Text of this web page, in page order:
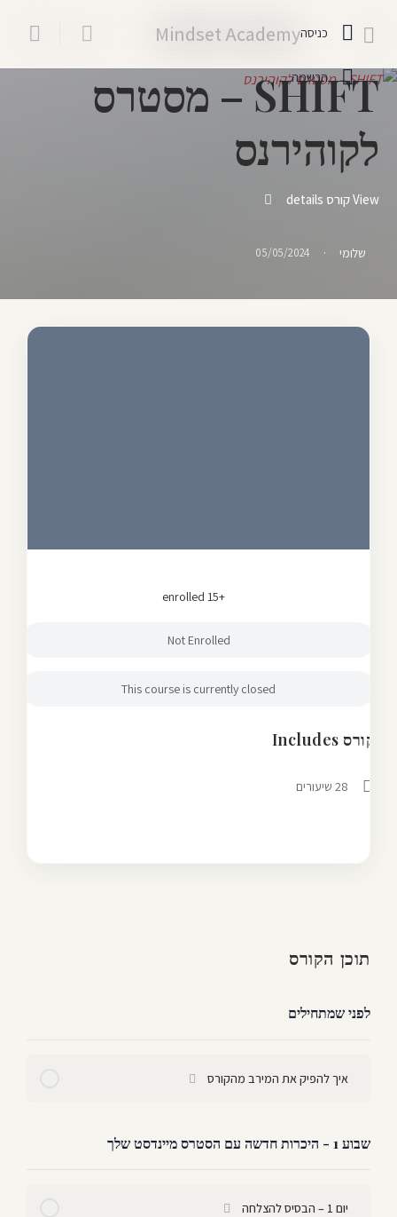
Mindset Academyכניסה
הרשמה
SHIFT – מסטרס
לקוהירנס
View קורס details
שלומי ·
05/05/2024
תוכן הקורס
לפני שמתחילים
איך להפיק את המירב מהקורס
שבוע 1 - היכרות חדשה עם הסטרס מיינדסט שלך
יום 1 – הבסיס להצלחה
+15
enrolled
Not Enrolled
This course is currently closed
קורס Includes
28 שיעורים